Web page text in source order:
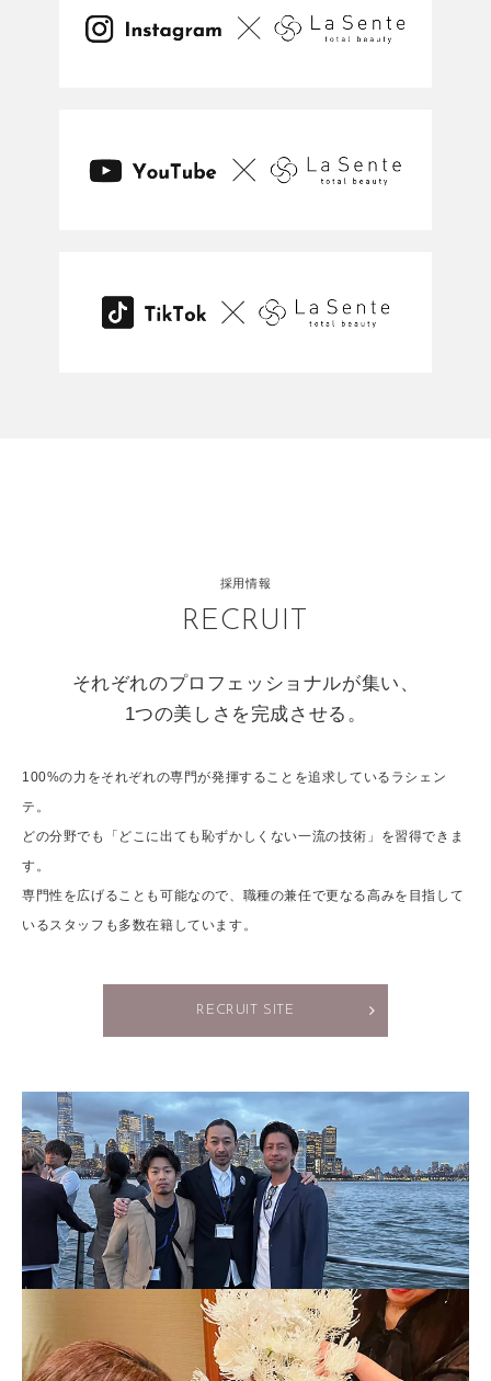
採用情報
RECRUIT
それぞれのプロフェッショナルが集い、
1つの美しさを完成させる。
100%の力をそれぞれの専門が発揮することを追求しているラシェン
テ。
どの分野でも「どこに出ても恥ずかしくない一流の技術」を習得できま
す。
専門性を広げることも可能なので、職種の兼任で更なる高みを目指して
いるスタッフも多数在籍しています。
RECRUIT SITE